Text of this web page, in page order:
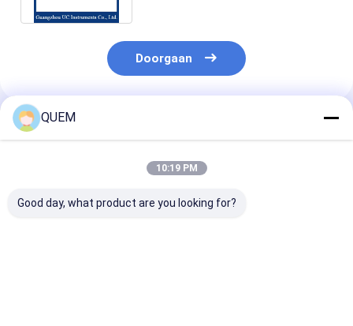
Doorgaan
Geadviseerde Producten
QUEM
10:19 PM
Good day, what product are you looking for?